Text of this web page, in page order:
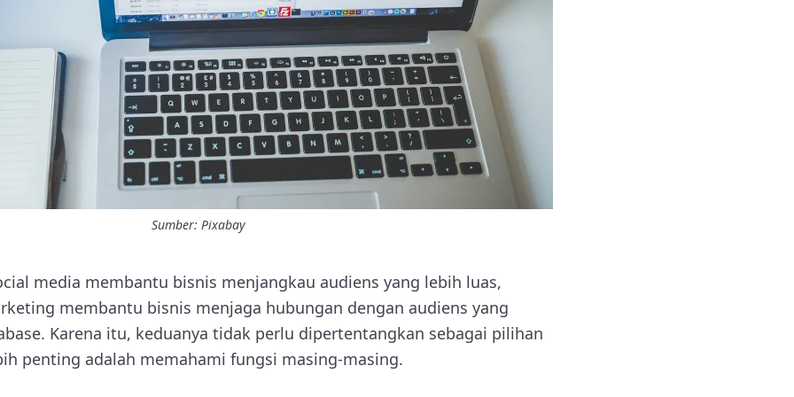
Sumber: Pixabay
media membantu bisnis menjangkau audiens yang lebih luas,
membantu bisnis menjaga hubungan dengan audiens yang
Karena itu, keduanya tidak perlu dipertentangkan sebagai pilihan
penting adalah memahami fungsi masing-masing.